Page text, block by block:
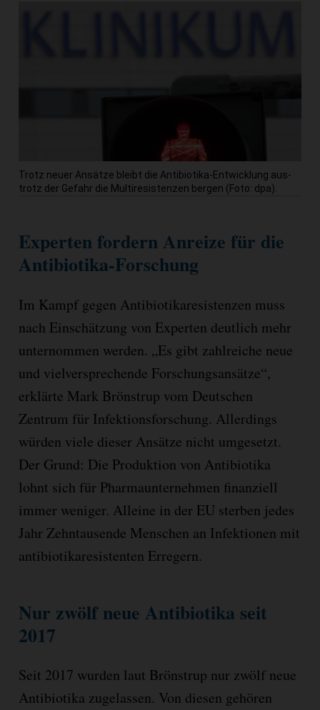
Trotz neuer Ansätze bleibt die Antibiotika-Entwicklung aus-
trotz der Gefahr die Multiresistenzen bergen (Foto: dpa).
Experten fordern Anreize für die
Antibiotika-Forschung
Im Kampf gegen Antibiotikaresistenzen muss
nach Einschätzung von Experten deutlich mehr
unternommen werden. „Es gibt zahlreiche neue
und vielversprechende Forschungsansätze“,
erklärte Mark Brönstrup vom Deutschen
Zentrum für Infektionsforschung. Allerdings
würden viele dieser Ansätze nicht umgesetzt.
Der Grund: Die Produktion von Antibiotika
lohnt sich für Pharmaunternehmen finanziell
immer weniger. Alleine in der EU sterben jedes
Jahr Zehntausende Menschen an Infektionen mit
antibiotikaresistenten Erregern.
Nur zwölf neue Antibiotika seit
2017
Seit 2017 wurden laut Brönstrup nur zwölf neue
Antibiotika zugelassen. Von diesen gehören